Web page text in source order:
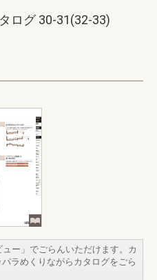
ログ 30-31(32-33)
ー」でごらんいただけます。カ
ラめくりながらカタログをごら